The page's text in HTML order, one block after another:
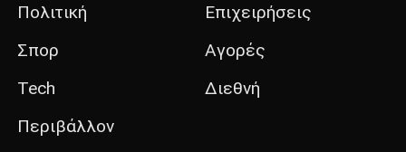
Πολιτική
Σπορ
Tech
Περιβάλλον
Επιχειρήσεις
Αγορές
Διεθνή